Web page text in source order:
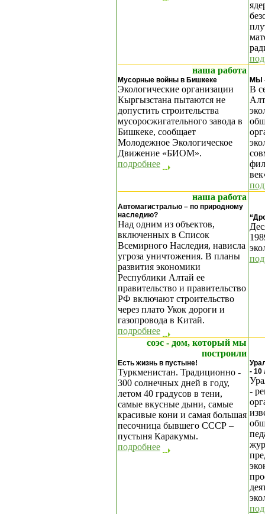
наша работа
Мусорные войны в Бишкеке
Экологические организации
Кыргызстана пытаются не
допустить строительства
мусоросжигательного завода в
Бишкеке, сообщает
Молодежное Экологическое
Движение «БИОМ».
подробнее
МЫ
В
наша работа
Автомагистралью – по природному
наследию?
Над одним из объектов,
включенных в Список
Всемирного Наследия, нависла
угроза уничтожения. В планы
развития экономики
Республики Алтай ее
правительство и правительство
РФ включают строительство
через плато Укок дороги и
газопровода в Китай.
подробнее
соэс - дом, который мы
построили
Есть жизнь в пустыне!
Туркменистан. Традиционно -
300 солнечных дней в году,
летом 40 градусов в тени,
самые вкусные дыни, самые
красивые кони и самая большая
песочница бывшего СССР –
пустыня Каракумы.
подробнее
- 10
-